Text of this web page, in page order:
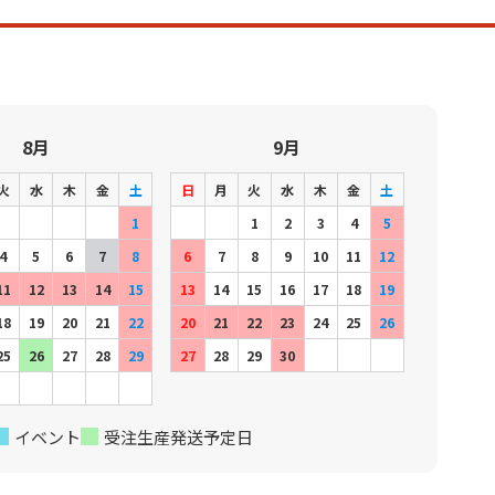
8月
水 木 金
土
1
4
5 6 7
8
12 13 14
15
19 20 21
22
26 27 28 29
9月
日 月 火 水 木 金
土
1
2 3 4
5
6
7 8 9 10 11
12
13
14 15 16 17 18
19
20
21 22 23 24 25
26
27
28 29 30
イベント 受注生産発送予定日